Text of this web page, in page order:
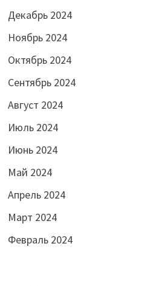
Декабрь 2024
Ноябрь 2024
Октябрь 2024
Сентябрь 2024
Август 2024
Июль 2024
Июнь 2024
Май 2024
Апрель 2024
Март 2024
Февраль 2024